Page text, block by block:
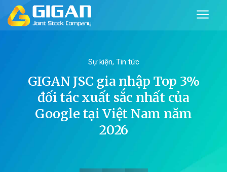
Sự kiện, Tin tức
GIGAN JSC gia nhập Top 3%
đối tác xuất sắc nhất của
Google tại Việt Nam năm
2026